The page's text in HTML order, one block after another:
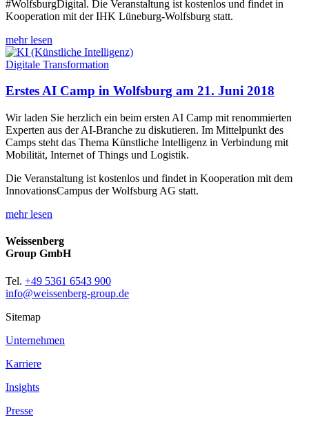
#WolfsburgDigital. Die Veranstaltung ist kostenlos und findet in
Kooperation mit der IHK Lüneburg-Wolfsburg statt.
mehr lesen
Digitale Transformation
Erstes AI Camp in Wolfsburg am 21. Juni 2018
Wir laden Sie herzlich ein beim ersten AI Camp mit renommierten
Experten aus der AI-Branche zu diskutieren. Im Mittelpunkt des
Camps steht das Thema Künstliche Intelligenz in Verbindung mit
Mobilität, Internet of Things und Logistik.
Die Veranstaltung ist kostenlos und findet in Kooperation mit dem
InnovationsCampus der Wolfsburg AG statt.
mehr lesen
Weissenberg
Group GmbH
Tel. +49 5361 6543 900
info@weissenberg-group.de
Sitemap
Unternehmen
Karriere
Insights
Presse